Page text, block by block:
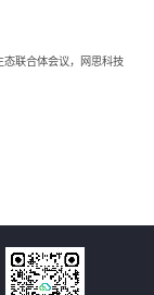
态联合体会议，网思科技